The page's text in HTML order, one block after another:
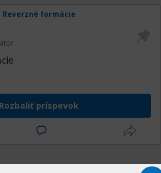
(Shooting star)
Reverzné formácie
Rozbaliť príspevok